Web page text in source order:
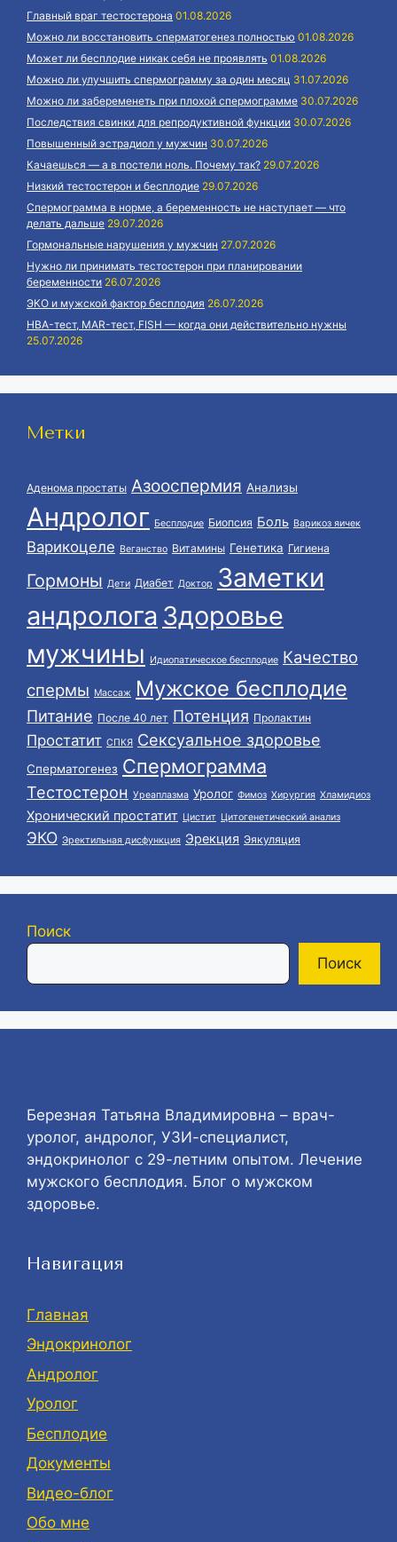
Главный враг тестостерона 01.08.2026
Можно ли восстановить сперматогенез полностью 01.08.2026
Может ли бесплодие никак себя не проявлять 01.08.2026
Можно ли улучшить спермограмму за один месяц 31.07.2026
Можно ли забеременеть при плохой спермограмме 30.07.2026
Последствия свинки для репродуктивной функции 30.07.2026
Повышенный эстрадиол у мужчин 30.07.2026
Качаешься — а в постели ноль. Почему так? 29.07.2026
Низкий тестостерон и бесплодие 29.07.2026
Спермограмма в норме, а беременность не наступает — что
делать дальше 29.07.2026
Гормональные нарушения у мужчин 27.07.2026
Нужно ли принимать тестостерон при планировании
беременности 26.07.2026
ЭКО и мужской фактор бесплодия 26.07.2026
HBA-тест, MAR-тест, FISH — когда они действительно нужны
25.07.2026
Метки
Аденома простаты Азооспермия Анализы
Андролог Бесплодие Биопсия Боль Варикоз яичек
Варикоцеле Веганство Витамины Генетика Гигиена
Гормоны Дети Диабет Доктор
Заметки
андролога Здоровье
мужчины
Идиопатическое бесплодие Качество
спермы Массаж Мужское бесплодие
Питание После 40 лет Потенция Пролактин
Простатит СПКЯ Сексуальное здоровье
Сперматогенез Спермограмма
Тестостерон Уреаплазма Уролог Фимоз Хирургия Хламидиоз
Хронический простатит Цистит Цитогенетический анализ
ЭКО Эректильная дисфункция Эрекция Эякуляция
Поиск
Поиск
Березная Татьяна Владимировна – врач-
уролог, андролог, УЗИ-специалист,
эндокринолог с 29-летним опытом. Лечение
мужского бесплодия. Блог о мужском
здоровье.
Навигация
Главная
Эндокринолог
Андролог
Уролог
Бесплодие
Документы
Видео-блог
Обо мне